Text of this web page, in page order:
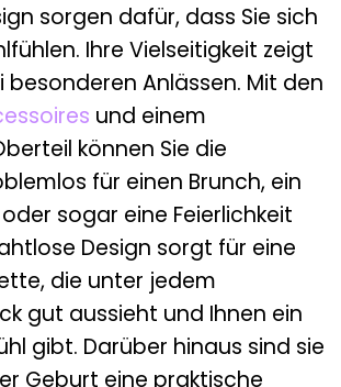
sorgen dafür, dass Sie sich
Ihre Vielseitigkeit zeigt
besonderen Anlässen. Mit den
und einem
können Sie die
für einen Brunch, ein
sogar eine Feierlichkeit
Design sorgt für eine
die unter jedem
gut aussieht und Ihnen ein
gibt. Darüber hinaus sind sie
Geburt eine praktische